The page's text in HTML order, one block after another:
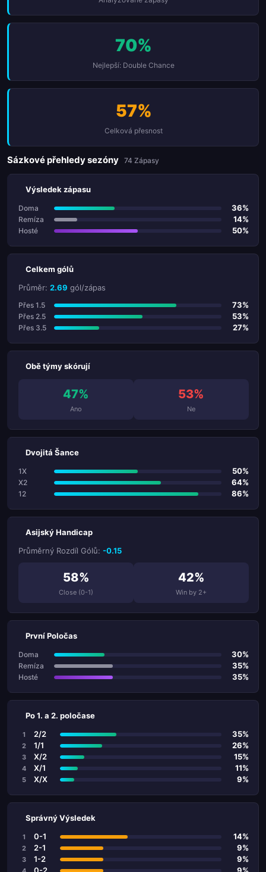
70%
Nejlepší: Double Chance
57%
Celková přesnost
Sázkové přehledy sezóny 74 Zápasy
Výsledek zápasu
Doma 36%
Remíza 14%
Hosté 50%
Celkem gólů
Průměr: 2.69 gól/zápas
Přes 1.5 73%
Přes 2.5 53%
Přes 3.5 27%
Obě týmy skórují
47%
Ano
53%
Ne
Dvojitá Šance
1X 50%
X2 64%
12 86%
Asijský Handicap
Průměrný Rozdíl Gólů: -0.15
58%
Close (0-1)
42%
Win by 2+
První Poločas
Doma 30%
Remíza 35%
Hosté 35%
Po 1. a 2. poločase
1 2/2 35%
2 1/1 26%
3 X/2 15%
4 X/1 11%
5 X/X 9%
Správný Výsledek
1 0-1 14%
2 2-1 9%
3 1-2 9%